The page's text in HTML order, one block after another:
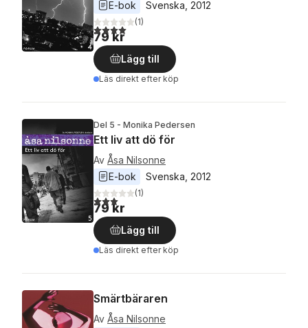
E-bok
Svenska 2012
4,0utav 5 stjärnor. Totalt antal röster:
(1)
79 kr
Lägg till
Läs direkt efter köp
Del 5 - Monika Pedersen
Ett liv att dö för
Av Åsa Nilsonne
E-bok
Svenska 2012
3,0utav 5 stjärnor. Totalt antal röster:
(1)
79 kr
Lägg till
Läs direkt efter köp
Smärtbäraren
Av Åsa Nilsonne